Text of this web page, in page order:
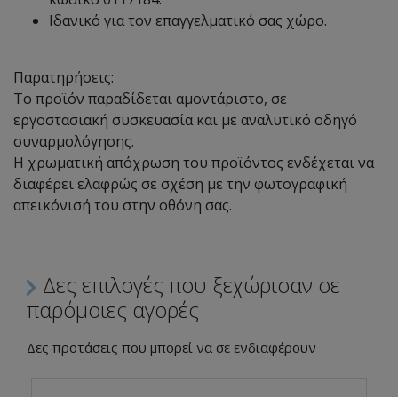
Ιδανικό για τον επαγγελματικό σας χώρο.
Παρατηρήσεις:
Το προϊόν παραδίδεται αμοντάριστο, σε
εργοστασιακή συσκευασία και με αναλυτικό οδηγό
συναρμολόγησης.
Η χρωματική απόχρωση του προϊόντος ενδέχεται να
διαφέρει ελαφρώς σε σχέση με την φωτογραφική
απεικόνισή του στην οθόνη σας.
Δες επιλογές που ξεχώρισαν σε
παρόμοιες αγορές
Δες προτάσεις που μπορεί να σε ενδιαφέρουν